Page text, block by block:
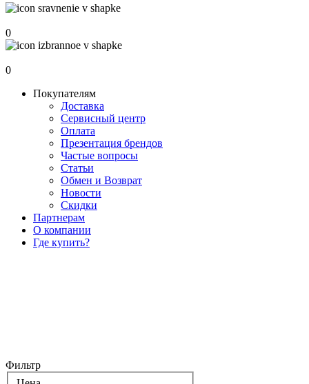
0
0
Покупателям
Доставка
Сервисный центр
Оплата
Презентация брендов
Частые вопросы
Статьи
Обмен и Возврат
Новости
Скидки
Партнерам
О компании
Где купить?
Фильтр